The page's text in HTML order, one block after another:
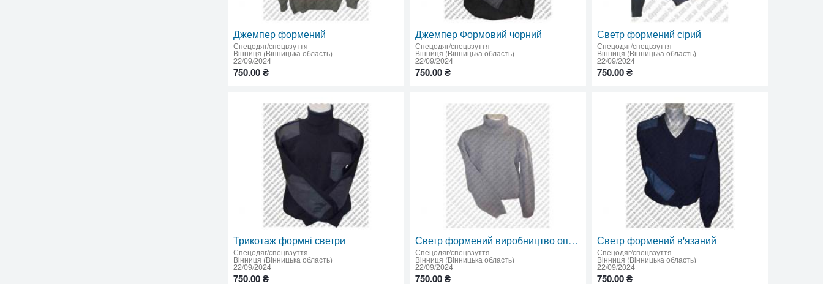
Джемпер формений
Спецодяг/спецвзуття -
Вінниця (Вінницька область)
22/09/2024
750.00 ₴
Джемпер Формовий чорний
Спецодяг/спецвзуття -
Вінниця (Вінницька область)
22/09/2024
750.00 ₴
Светр формений сірий
Спецодяг/спецвзуття -
Вінниця (Вінницька область)
22/09/2024
750.00 ₴
Трикотаж формні светри
Спецодяг/спецвзуття -
Вінниця (Вінницька область)
22/09/2024
750.00 ₴
Светр формений виробництво оптом
Спецодяг/спецвзуття -
Вінниця (Вінницька область)
22/09/2024
750.00 ₴
Светр формений в'язаний
Спецодяг/спецвзуття -
Вінниця (Вінницька область)
22/09/2024
750.00 ₴